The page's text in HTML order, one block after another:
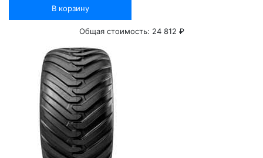
В корзину
Общая стоимость: 24 812 ₽